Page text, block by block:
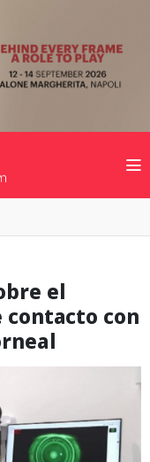
el
contacto con